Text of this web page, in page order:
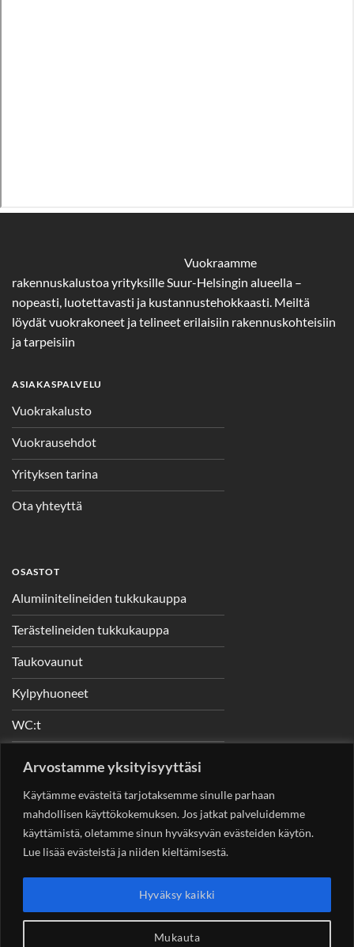
Arvostamme yksityisyyttäsi
Käytämme evästeitä tarjotaksemme sinulle parhaan
mahdollisen käyttökokemuksen. Jos jatkat palveluidemme
käyttämistä, oletamme sinun hyväksyvän evästeiden käytön.
Lue lisää evästeistä ja niiden kieltämisestä.
Mukauta
Hyväksy kaikki
Vuokraamme
rakennuskalustoa yrityksille Suur-Helsingin alueella –
nopeasti, luotettavasti ja kustannustehokkaasti. Meiltä
löydät vuokrakoneet ja telineet erilaisiin rakennuskohteisiin
ja tarpeisiin
ASIAKASPALVELU
Vuokrakalusto
Vuokrausehdot
Yrityksen tarina
Ota yhteyttä
OSASTOT
Alumiinitelineiden tukkukauppa
Terästelineiden tukkukauppa
Taukovaunut
Kylpyhuoneet
WC:t
Nostimet
YHTEYSTIEDOT
Helsingin Rakennuskonevuokraus OySotungintie 449,
00890 Helsinki 0400 99 53 63
asiakaspalvelu@rakennuskonevuokraus.fi